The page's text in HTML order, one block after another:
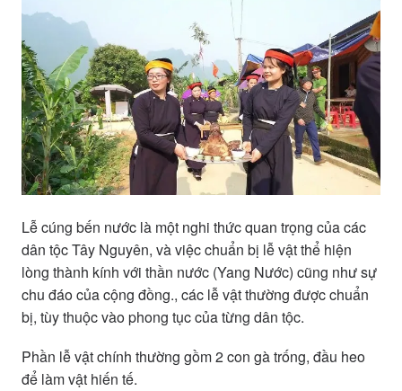
Lễ cúng bến nước là một nghi thức quan trọng của các
dân tộc Tây Nguyên, và việc chuẩn bị lễ vật thể hiện
lòng thành kính với thần nước (Yang Nước) cũng như sự
chu đáo của cộng đồng., các lễ vật thường được chuẩn
bị, tùy thuộc vào phong tục của từng dân tộc.
Phần lễ vật chính thường gồm 2 con gà trống, đầu heo
để làm vật hiến tế.